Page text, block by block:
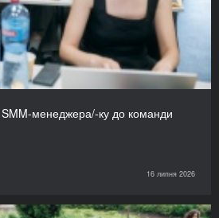
менеджера/-ку до команди
16 липня 2026